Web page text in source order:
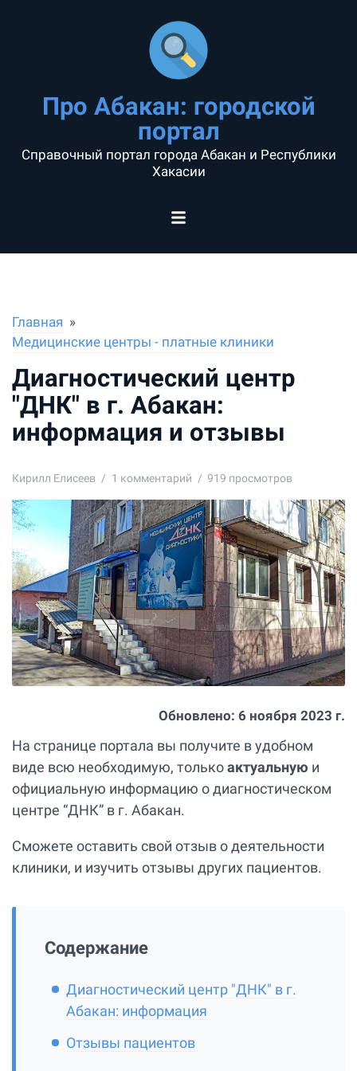
Про Абакан: городской
портал
Справочный портал города Абакан и Республики
Хакасии
Главная
Медицинские центры - платные клиники
Диагностический центр
"ДНК" в г. Абакан:
информация и отзывы
Кирилл Елисеев 1 комментарий 919 просмотров
Обновлено: 6 ноября 2023 г.
На странице портала вы получите в удобном
виде всю необходимую, толькоактуальную и
официальную информацию о диагностическом
центре “ДНК” в г. Абакан.
Сможете оставить свой отзыв о деятельности
клиники, и изучить отзывы других пациентов.
Содержание
Диагностический центр "ДНК" в г.
Абакан: информация
Отзывы пациентов